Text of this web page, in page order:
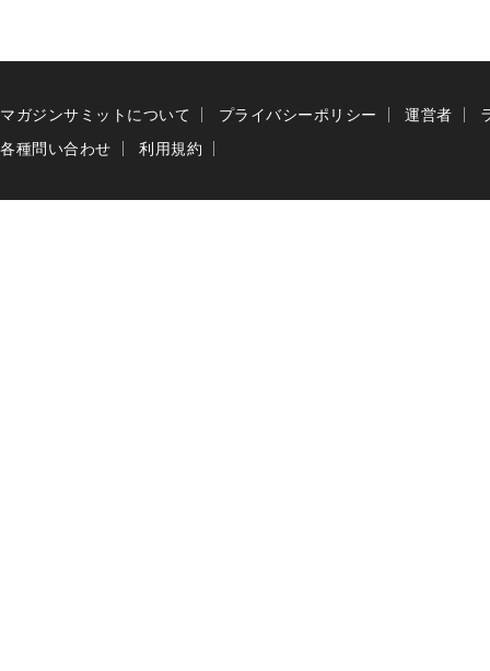
マガジンサミットについて プライバシーポリシー 運営者
各種問い合わせ
利用規約